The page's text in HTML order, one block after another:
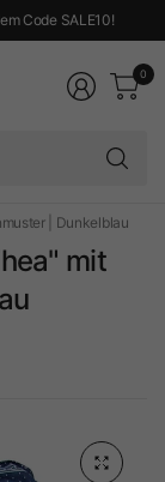
Code SALE10!
0
| Dunkelblau
mit